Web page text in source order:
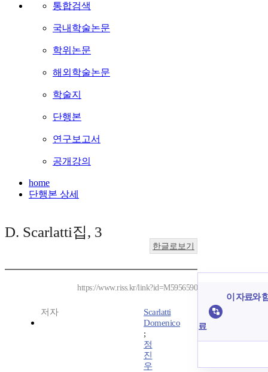
통합검색
국내학술논문
학위논문
해외학술논문
학술지
단행본
연구보고서
공개강의
home
단행본 상세
D. Scarlatti집, 3
한글로보기
https://www.riss.kr/link?id=M5956590
저자
Scarlatti
Domenico
;
정
진
우
이 자료와
료